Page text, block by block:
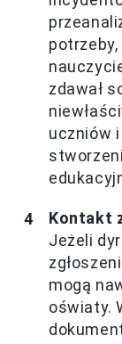
zdawał
uczniów
Kontakt
Jeżeli
mogą
oświaty.